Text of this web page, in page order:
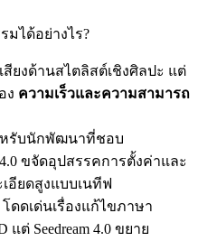
มได้อย่างไร?
สียงด้านสไตลิสต์เชิงศิลปะ แต่
ง ความเร็วและความสามารถ
หรับนักพัฒนาที่ชอบ
ขจัดอุปสรรคการตั้งค่าและ
อียดสูงแบบเนทีฟ
โดดเด่นเรื่องแก้ไขภาษา
ต่ Seedream 4.0 ขยาย